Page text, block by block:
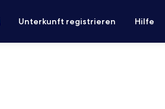
Unterkunft registrieren Hilfe